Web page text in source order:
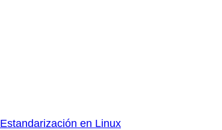
Estandarización en Linux